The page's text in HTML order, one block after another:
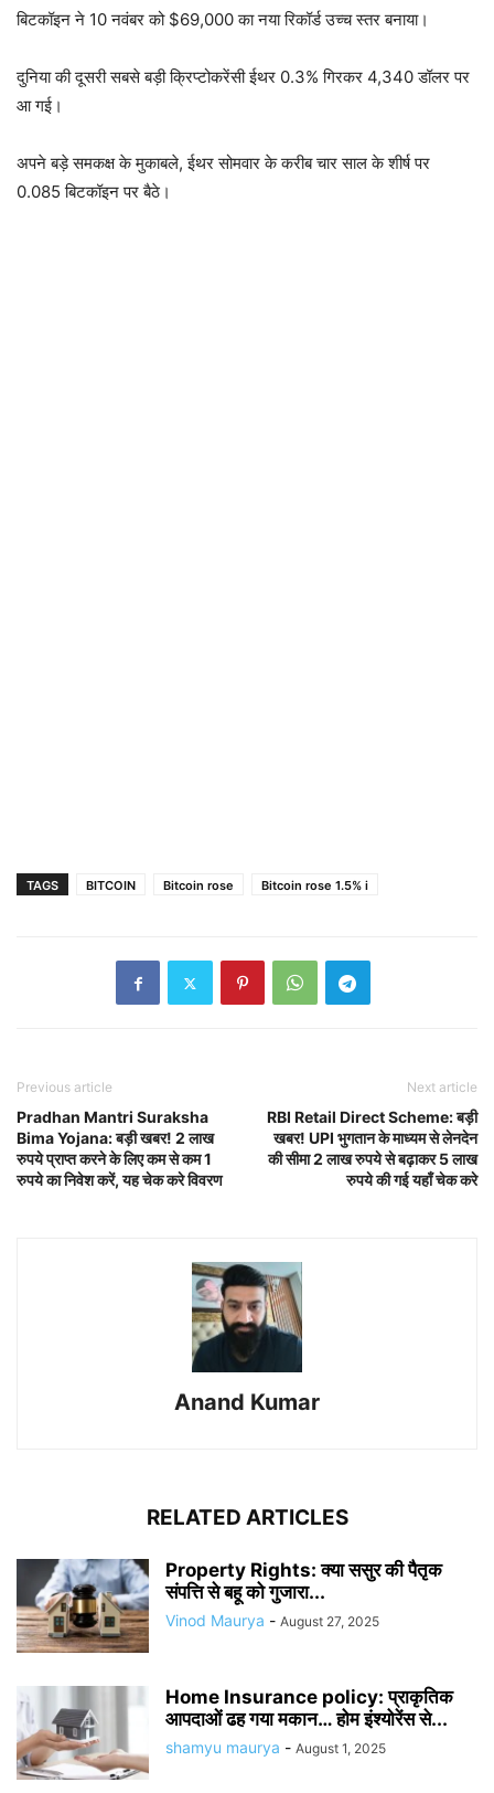
बिटकॉइन ने 10 नवंबर को $69,000 का नया रिकॉर्ड उच्च स्तर बनाया।
दुनिया की दूसरी सबसे बड़ी क्रिप्टोकरेंसी ईथर 0.3% गिरकर 4,340 डॉलर पर
आ गई।
अपने बड़े समकक्ष के मुकाबले, ईथर सोमवार के करीब चार साल के शीर्ष पर
0.085 बिटकॉइन पर बैठे।
TAGS BITCOIN Bitcoin rose Bitcoin rose 1.5% i
Previous article
Pradhan Mantri Suraksha
Bima Yojana: बड़ी खबर! 2 लाख
रुपये प्राप्त करने के लिए कम से कम 1
रुपये का निवेश करें, यह चेक करे विवरण
Next article
RBI Retail Direct Scheme: बड़ी
खबर! UPI भुगतान के माध्यम से लेनदेन
की सीमा 2 लाख रुपये से बढ़ाकर 5 लाख
रुपये की गई यहाँ चेक करे
Anand Kumar
RELATED ARTICLES
Property Rights: क्या ससुर की पैतृक
संपत्ति से बहू को गुजारा...
Vinod Maurya - August 27, 2025
Home Insurance policy: प्राकृतिक
आपदाओं ढह गया मकान… होम इंश्योरेंस से...
shamyu maurya - August 1, 2025